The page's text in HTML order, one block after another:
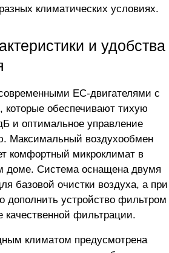
климатических условиях.
и удобства
ЕС-двигателями с
обеспечивают тихую
и оптимальное управление
Максимальный воздухообмен
комфортный микроклимат в
доме. Система оснащена двумя
базовой очистки воздуха, а при
дополнить устройство фильтром
качественной фильтрации.
климатом предусмотрена